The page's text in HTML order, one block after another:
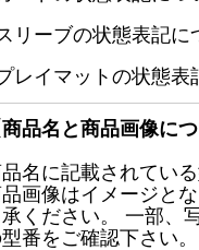
リーブの状態表記に
レイマットの状態表
商品名と商品画像につ
名に記載されてい
画像はイメージと
ください。 一部、
番をご確認下さい。